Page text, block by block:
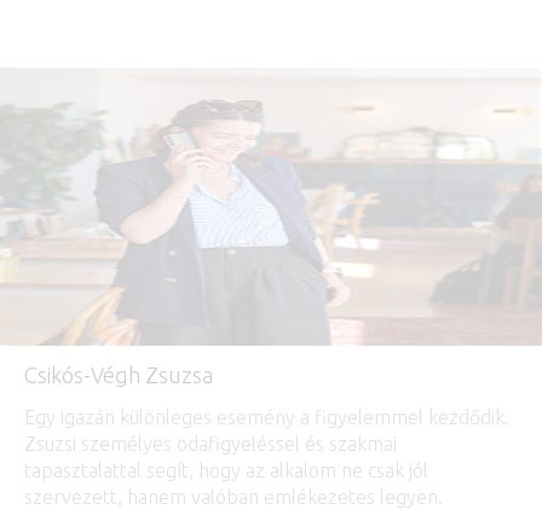
Csikós-Végh Zsuzsa
Egy igazán különleges esemény a figyelemmel kezdődik.
Zsuzsi személyes odafigyeléssel és szakmai
tapasztalattal segít, hogy az alkalom ne csak jól
szervezett, hanem valóban emlékezetes legyen.